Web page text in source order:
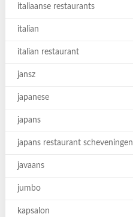
italiaanse restaurants
italian
italian restaurant
jansz
japanese
japans
japans restaurant scheveningen
javaans
jumbo
kapsalon